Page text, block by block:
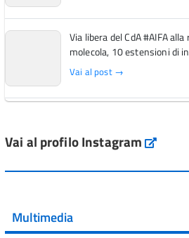
Via libera del CdA #AIFA
molecola, 10 estensioni di
Vai al post →
Vai al post →
Vai al post →
Vai al profilo Instagram
Multimedia